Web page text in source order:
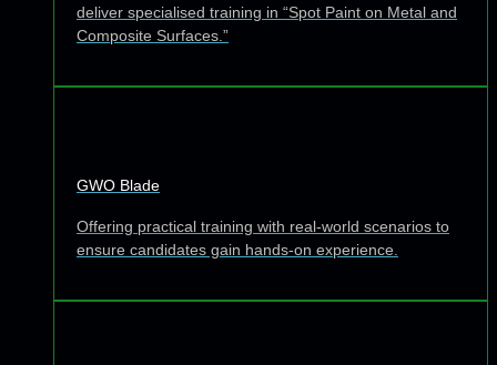
deliver specialised training in “Spot Paint on Metal and
Composite Surfaces.”
GWO Blade
Offering practical training with real-world scenarios to
ensure candidates gain hands-on experience.